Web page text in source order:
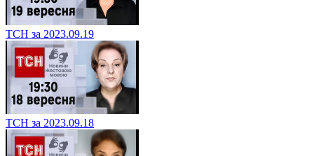
ТСН за 2023.09.19
ТСН за 2023.09.18